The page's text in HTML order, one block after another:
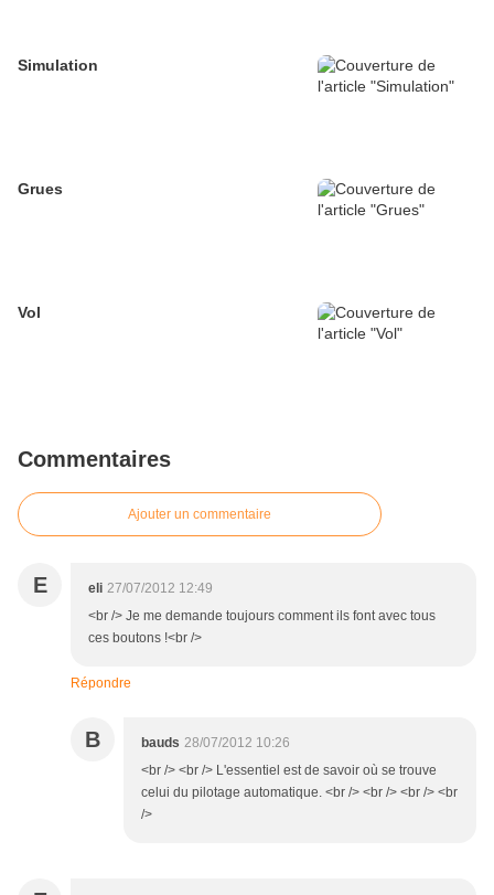
Simulation
Grues
Vol
Commentaires
Ajouter un commentaire
E eli 27/07/2012 12:49
<br /> Je me demande toujours comment ils font avec tous
ces boutons !<br />
Répondre
B bauds 28/07/2012 10:26
<br /> <br /> L'essentiel est de savoir où se trouve
celui du pilotage automatique. <br /> <br /> <br /> <br
/>